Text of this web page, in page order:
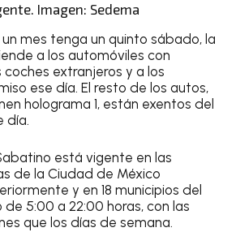
Imagen: Sedema
mes tenga un quinto sábado, la
a los automóviles con
coches extranjeros y a los
ese día. El resto de los autos,
holograma 1, están exentos del
día.
está vigente en las
de la Ciudad de México
y en 18 municipios del
5:00 a 22:00 horas, con las
que los días de semana.